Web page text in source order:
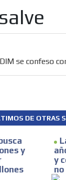
se confeso
DE OTRAS
y
y